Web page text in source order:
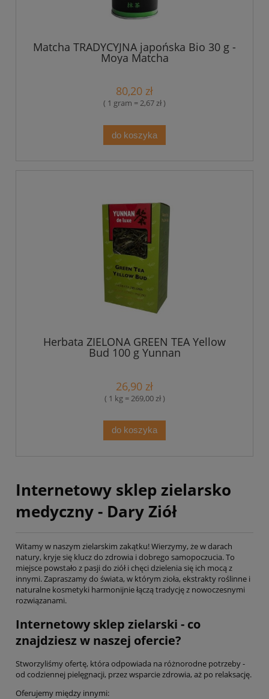
Matcha TRADYCYJNA japońska Bio 30 g -
Moya Matcha
80,20 zł
( 1 gram = 2,67 zł )
do koszyka
Herbata ZIELONA GREEN TEA Yellow
Bud 100 g Yunnan
26,90 zł
( 1 kg = 269,00 zł )
do koszyka
Internetowy sklep zielarsko
medyczny - Dary Ziół
Witamy w naszym zielarskim zakątku! Wierzymy, że w darach
natury, kryje się klucz do zdrowia i dobrego samopoczucia. To
miejsce powstało z pasji do ziół i chęci dzielenia się ich mocą z
innymi. Zapraszamy do świata, w którym zioła, ekstrakty roślinne i
naturalne kosmetyki harmonijnie łączą tradycję z nowoczesnymi
rozwiązanami.
Internetowy sklep zielarski - co
znajdziesz w naszej ofercie?
Stworzyliśmy ofertę, która odpowiada na różnorodne potrzeby -
od codziennej pielęgnacji, przez wsparcie zdrowia, aż po relaksację.
Oferujemy między innymi: